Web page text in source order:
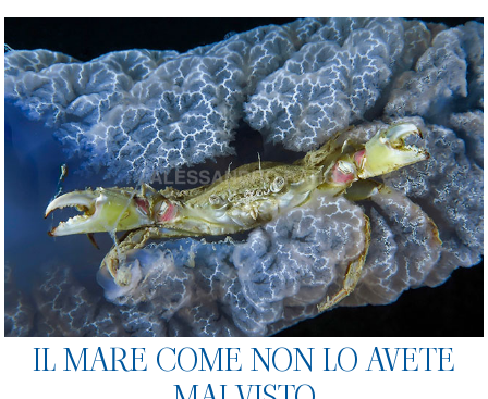
IL MARE COME NON LO AVETE